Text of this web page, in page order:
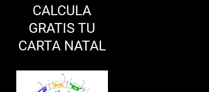
CALCULA
GRATIS TU
CARTA NATAL